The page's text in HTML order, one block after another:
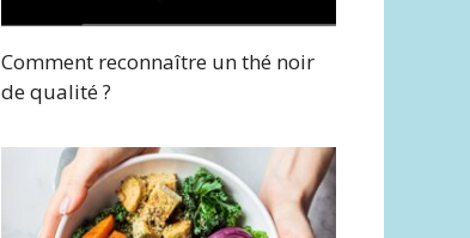
Comment reconnaître un thé noir
de qualité ?